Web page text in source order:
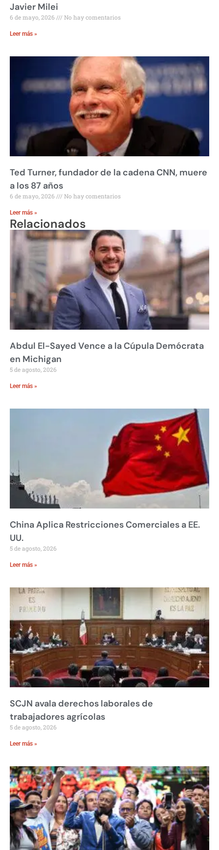
Javier Milei
6 de mayo, 2026 No hay comentarios
Leer más »
Ted Turner, fundador de la cadena CNN, muere
a los 87 años
6 de mayo, 2026 No hay comentarios
Leer más »
Relacionados
Abdul El-Sayed Vence a la Cúpula Demócrata
en Michigan
5 de agosto, 2026
Leer más »
China Aplica Restricciones Comerciales a EE.
UU.
5 de agosto, 2026
Leer más »
SCJN avala derechos laborales de
trabajadores agrícolas
5 de agosto, 2026
Leer más »